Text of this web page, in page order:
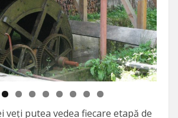
veți putea vedea fiecare etapă de